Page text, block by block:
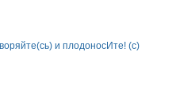
и плодоносИте! (с)